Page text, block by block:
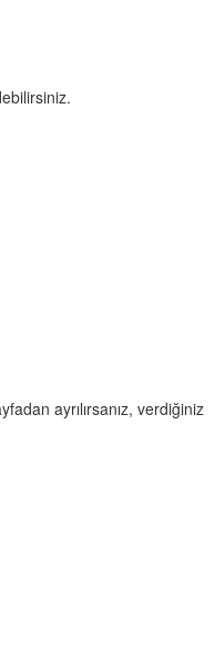
ayrılırsanız, verdiğiniz